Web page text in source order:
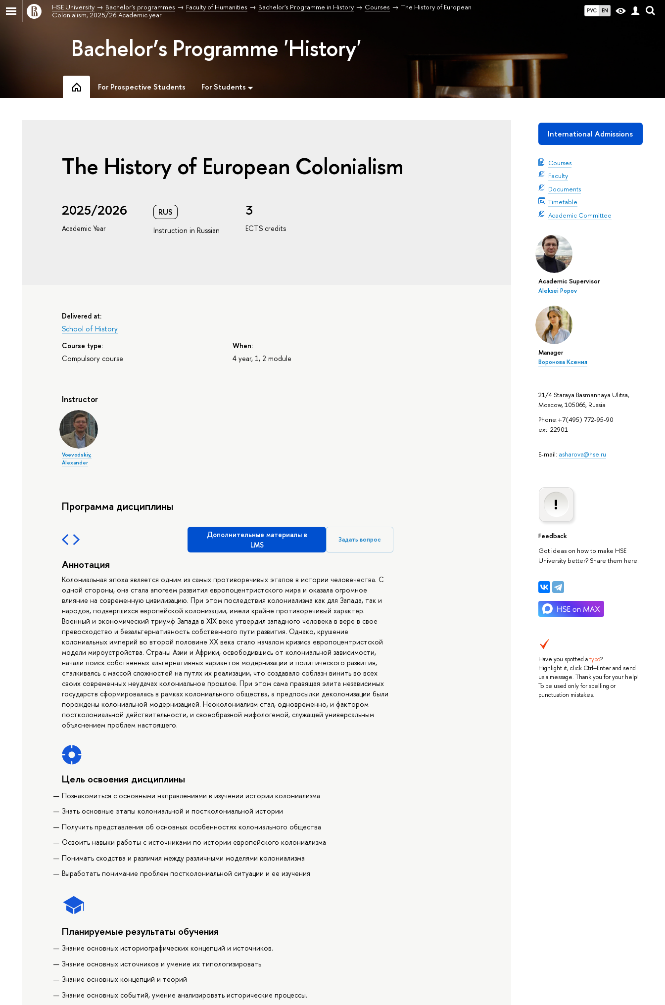
РУС EN
HSE University Bachelor's programmes Faculty of Humanities Bachelor's Programme in History Courses
The History of European
Colonialism, 2025/26 Academic year
Bachelor’s Programme 'History'
For Prospective Students For Students
International Admissions
Courses
Faculty
Documents
Timetable
Academic Committee
Academic Supervisor
Aleksei Popov
Manager
Воронова Ксения
21/4 Staraya Basmannaya Ulitsa,
Moscow, 105066, Russia
Phone:+7(495) 772-95-90
ext. 22901
E-mail: asharova@hse.ru
Feedback
Got ideas on how to make HSE
University better? Share them here.
Have you spotted atypo?
Highlight it, click Ctrl+Enter and send
us a message. Thank you for your help!
To be used only for spelling or
punctuation mistakes.
The History of European Colonialism
2025/2026
Academic Year
RUS
Instruction in Russian
3
ECTS credits
Delivered at:
School of History
Course type:
Compulsory course
When:
4 year, 1, 2 module
Instructor
Voevodskiy,
Alexander
Программа дисциплины
Дополнительные материалы в
LMS
Задать вопрос
Аннотация
Колониальная эпоха является одним из самых противоречивых этапов в истории человечества. С
одной стороны, она стала апогеем развития европоцентристского мира и оказала огромное
влияние на современную цивилизацию. При этом последствия колониализма как для Запада, так и
народов, подвергшихся европейской колонизации, имели крайне противоречивый характер.
Военный и экономический триумф Запада в XIX веке утвердил западного человека в вере в свое
превосходство и безальтернативность собственного пути развития. Однако, крушение
колониальных империй во второй половине XX века стало началом кризиса европоцентристской
модели мироустройства. Страны Азии и Африки, освободившись от колониальной зависимости,
начали поиск собственных альтернативных вариантов модернизации и политического развития,
сталкиваясь с массой сложностей на путях их реализации, что создавало соблазн винить во всех
своих современных неудачах колониальное прошлое. При этом сама правящая элита независимых
государств сформировалась в рамках колониального общества, а предпосылки деколонизации были
порождены колониальной модернизацией. Неоколониализм стал, одновременно, и фактором
постколониальной действительности, и своеобразной мифологемой, служащей универсальным
объяснением проблем настоящего.
Цель освоения дисциплины
Познакомиться с основными направлениями в изучении истории колониализма
Знать основные этапы колониальной и постколониальной истории
Получить представления об основных особенностях колониального общества
Освоить навыки работы с источниками по истории европейского колониализма
Понимать сходства и различия между различными моделями колониализма
Выработать понимание проблем постколониальной ситуации и ее изучения
Планируемые результаты обучения
Знание основных историографических концепций и источников.
Знание основных источников и умение их типологизировать.
Знание основных концепций и теорий
Знание основных событий, умение анализировать исторические процессы.